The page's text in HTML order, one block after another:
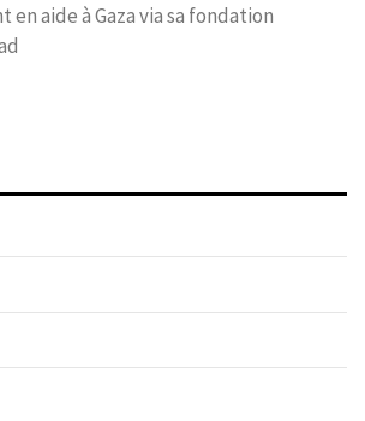
en aide à Gaza via sa fondation